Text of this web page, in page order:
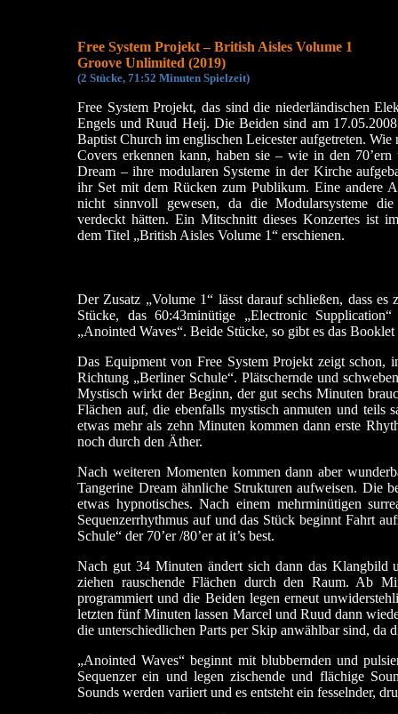
Free System Projekt – British Aisles Volume 1
Groove Unlimited (2019)
(2 Stücke, 71:52 Minuten Spielzeit)
Free System Projekt, das sind die niederländischen
Engels und Ruud Heij. Die Beiden sind am
Baptist Church im englischen Leicester aufgetreten. Wie
Covers erkennen kann, haben sie – wie in den 70’ern
Dream – ihre modularen Systeme in der Kirche
ihr Set mit dem Rücken zum Publikum. Eine andere
nicht sinnvoll gewesen, da die Modularsysteme
verdeckt hätten. Ein Mitschnitt dieses Konzertes ist
dem Titel „British Aisles Volume 1“ erschienen.
Der Zusatz „Volume 1“ lässt darauf schließen, dass
Stücke, das 60:43minütige „Electronic
„Anointed Waves“. Beide Stücke, so gibt es das
Das Equipment von Free System Projekt zeigt
Richtung „Berliner Schule“. Plätschernde und
Mystisch wirkt der Beginn, der gut sechs Minuten
Flächen auf, die ebenfalls mystisch anmuten und
etwas mehr als zehn Minuten kommen dann erste
noch durch den Äther.
Nach weiteren Momenten kommen dann aber
Tangerine Dream ähnliche Strukturen aufweisen. Die
etwas hypnotisches. Nach einem mehrminütigen
Sequenzerrhythmus auf und das Stück beginnt Fahrt
Schule“ der 70’er /80’er at it’s best.
Nach gut 34 Minuten ändert sich dann das Klangbild
ziehen rauschende Flächen durch den Raum. Ab
programmiert und die Beiden legen erneut
letzten fünf Minuten lassen Marcel und Ruud dann
die unterschiedlichen Parts per Skip anwählbar sind, da
„Anointed Waves“ beginnt mit blubbernden und
Sequenzer ein und legen zischende und flächige
Sounds werden variiert und es entsteht ein fesselnder,